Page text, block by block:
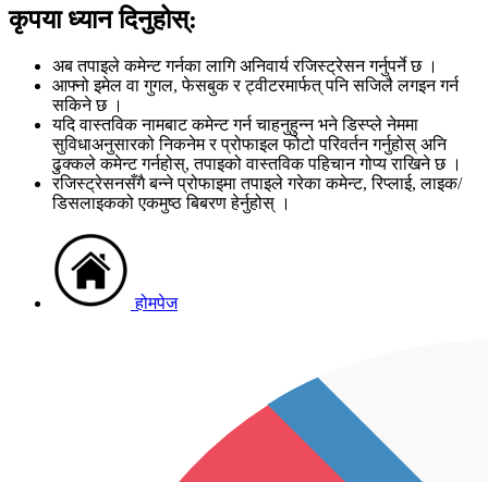
कृपया ध्यान दिनुहोस्:
अब तपाइले कमेन्ट गर्नका लागि अनिवार्य रजिस्ट्रेसन गर्नुपर्ने छ ।
आफ्नो इमेल वा गुगल, फेसबुक र ट्वीटरमार्फत् पनि सजिलै लगइन गर्न
सकिने छ ।
यदि वास्तविक नामबाट कमेन्ट गर्न चाहनुहुन्न भने डिस्प्ले नेममा
सुविधाअनुसारको निकनेम र प्रोफाइल फोटो परिवर्तन गर्नुहोस् अनि
ढुक्कले कमेन्ट गर्नहोस्, तपाइको वास्तविक पहिचान गोप्य राखिने छ ।
रजिस्ट्रेसनसँगै बन्ने प्रोफाइमा तपाइले गरेका कमेन्ट, रिप्लाई, लाइक/
डिसलाइकको एकमुष्ठ बिबरण हेर्नुहोस् ।
होमपेज